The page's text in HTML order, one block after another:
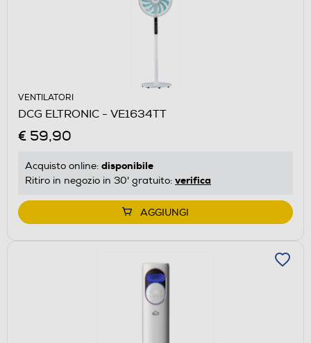
VENTILATORI
DCG ELTRONIC - VE1634TT
€ 59,90
Acquisto online: disponibile
Ritiro in negozio in 30' gratuito: verifica
AGGIUNGI